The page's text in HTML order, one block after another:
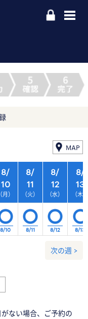
MAP
8/
10
（月）
8/
11
（火）
8/
12
（水）
8/10 8/11 8/12
8/
13
（木）
8/13
次の週 >
ない場合、ご予約の